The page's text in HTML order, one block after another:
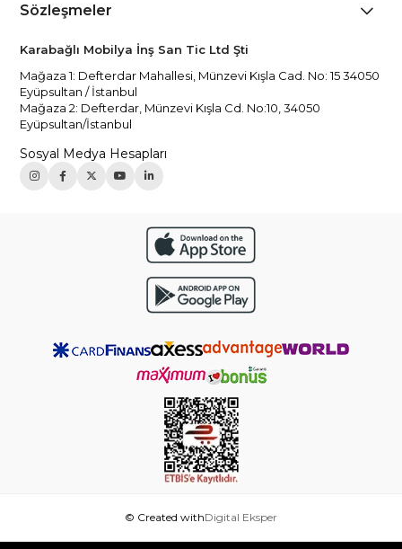
Sözleşmeler
Karabağlı Mobilya İnş San Tic Ltd Şti
Mağaza 1: Defterdar Mahallesi, Münzevi Kışla Cad. No: 15 34050
Eyüpsultan / İstanbul
Mağaza 2: Defterdar, Münzevi Kışla Cd. No:10, 34050
Eyüpsultan/İstanbul
Sosyal Medya Hesapları
© Created withDigital Eksper